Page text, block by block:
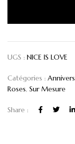
UGS : NICE IS LOVE
Catégories :
Roses, Sur Mesure
Share :